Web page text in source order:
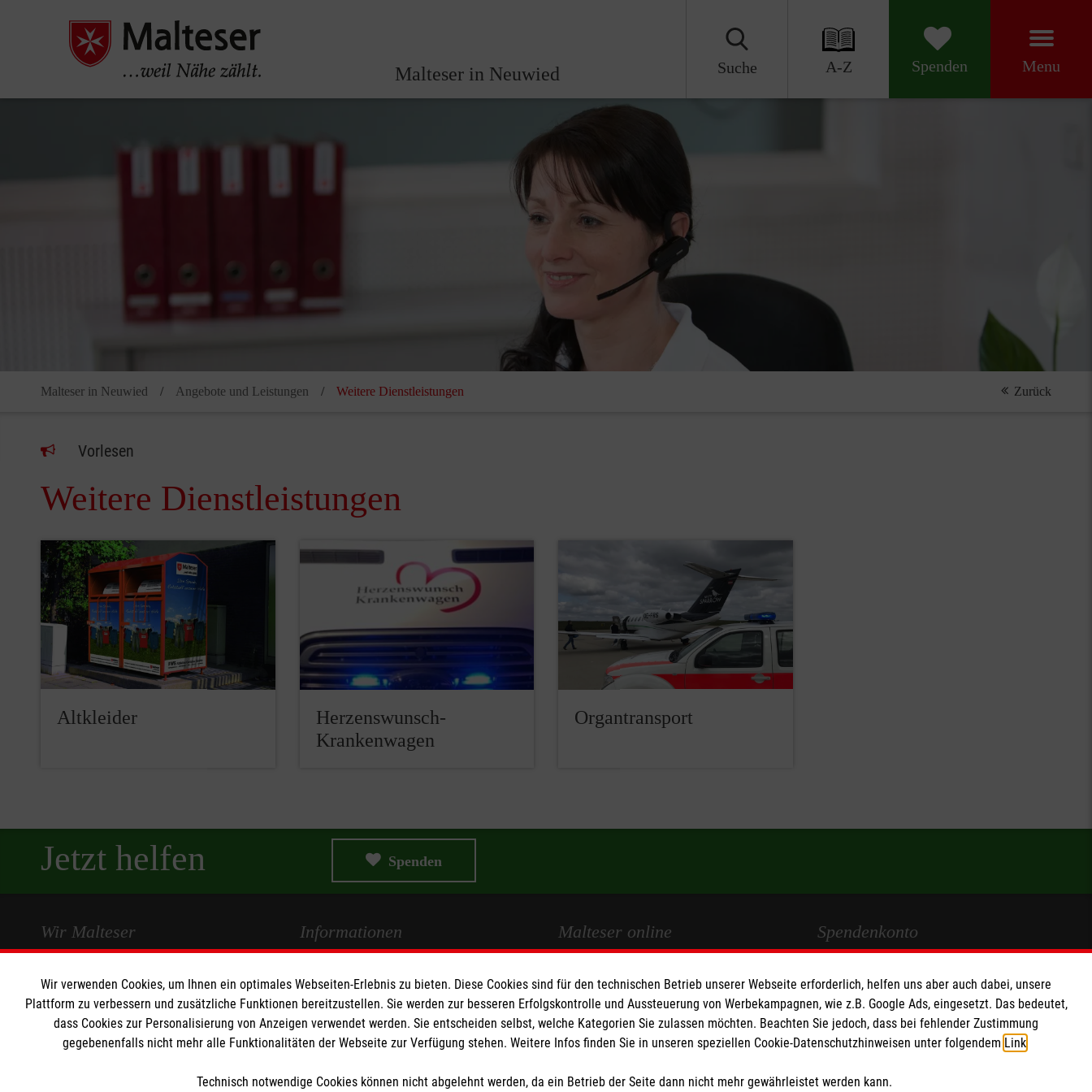
Malteser in Neuwied Suche A-Z Spenden Menu
Malteser in Neuwied Angebote und Leistungen Weitere Dienstleistungen Zurück
Vorlesen
Weitere Dienstleistungen
Altkleider
Herzenswunsch-
Krankenwagen
Organtransport
Jetzt helfen Spenden
Wir Malteser
Spenden und Helfen
Angebote und Leistungen
Unsere Kurse
Mitarbeiten
Informationen
Kontakt
Impressum
Datenschutz
Malteser online
Malteserorden
Malteser International
Spendenkonto
Empfänger: Malteser Hilfsdienst e.V.
IBAN: DE69 3706 0193 3090 4331 39
BIC: GENODED1PAX
Wir verwenden Cookies, um Ihnen ein optimales Webseiten-Erlebnis zu bieten. Diese Cookies sind für den technischen Betrieb unserer Webseite erforderlich, helfen uns aber auch dabei, unsere
Plattform zu verbessern und zusätzliche Funktionen bereitzustellen. Sie werden zur besseren Erfolgskontrolle und Aussteuerung von Werbekampagnen, wie z.B. Google Ads, eingesetzt. Das bedeutet,
dass Cookies zur Personalisierung von Anzeigen verwendet werden. Sie entscheiden selbst, welche Kategorien Sie zulassen möchten. Beachten Sie jedoch, dass bei fehlender Zustimmung
gegebenenfalls nicht mehr alle Funktionalitäten der Webseite zur Verfügung stehen. Weitere Infos finden Sie in unseren speziellen Cookie-Datenschutzhinweisen unter folgendem Link
Technisch notwendige Cookies können nicht abgelehnt werden, da ein Betrieb der Seite dann nicht mehr gewährleistet werden kann.